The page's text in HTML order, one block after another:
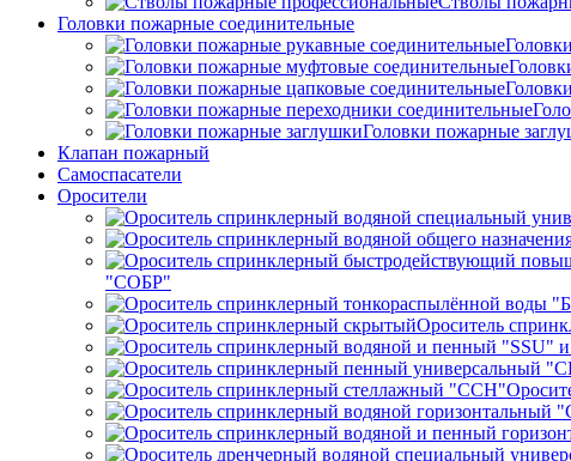
Головки пожарные соединительные
Головки пожарные
Клапан пожарный
Самоспасатели
Оросители
"СОБР"
Ороситель